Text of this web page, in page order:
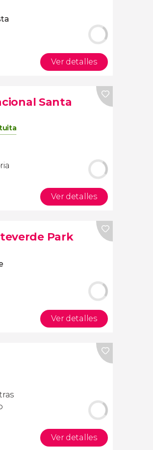
Ver detalles
Santa
Ver detalles
Park
Ver detalles
Ver detalles